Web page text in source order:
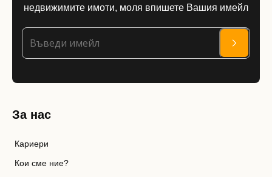
недвижимите имоти, моля впишете Вашия имейл
За нас
Кариери
Кои сме ние?